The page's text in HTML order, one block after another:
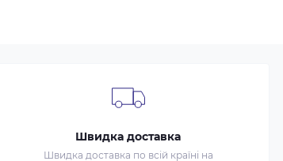
Швидка доставка
Швидка доставка по всій країні на